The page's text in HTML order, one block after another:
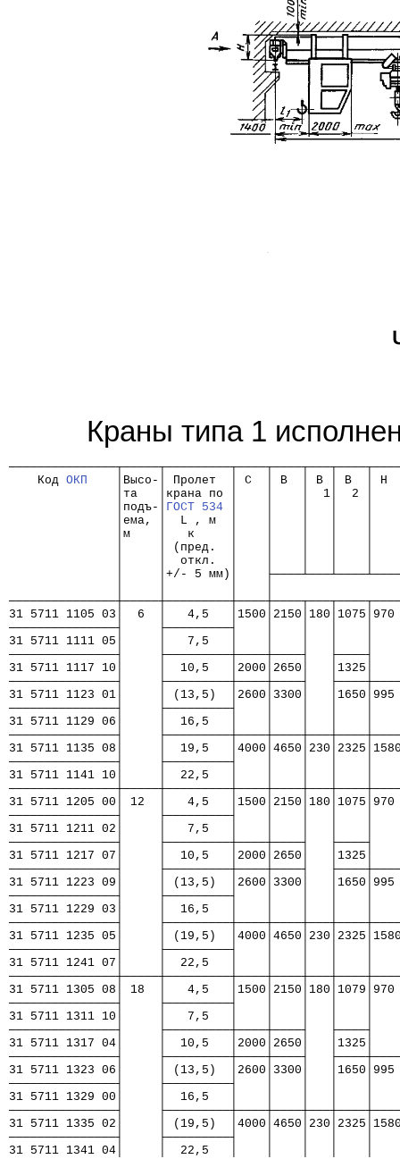
Краны типа 1
    Код
ОКП
│Высо-│ Пролет  │ C  │ B  │ B │ B  │ H
│та   │крана по │    │    │  1│  2 │
               │подъ-│
ГОСТ 534
│ема, │  L , м  │    │    │   │    │
│м    │   к     │    │    │   │    │
│     │ (пред.  │    │    │   │    │
│     │  откл.  │    │    │   │    │
│     │+/- 5 мм)│
31 5711 1105 03│  6  │   4,5
───────────────┤     ├─────────┤    │    │   │    │
31 5711 1111 05│     │   7,5   │    │    │   │    │
───────────────┤     ├─────────┼────┼────┤
31 5711 1117 10│     │  10,5   │2000│2650│
───────────────┤     ├─────────┼────┼────┤
31 5711 1123 01│     │ (13,5)  │2600│3300│
───────────────┤     ├─────────┤    │    │   │    │
31 5711 1129 06│     │  16,5   │    │    │   │    │
───────────────┤
31 5711 1135 08│     │  19,5
───────────────┤     ├─────────┤    │    │   │    │
31 5711 1141 10│     │  22,5   │    │    │   │    │
31 5711 1205 00│ 12  │   4,5
───────────────┤     ├─────────┤    │    │   │    │
31 5711 1211 02│     │   7,5   │    │    │   │    │
───────────────┤     ├─────────┼────┼────┤
31 5711 1217 07│     │  10,5   │2000│2650│
───────────────┤     ├─────────┼────┼────┤
31 5711 1223 09│     │ (13,5)  │2600│3300│
───────────────┤     ├─────────┤    │    │   │    │
31 5711 1229 03│     │  16,5   │    │    │   │    │
───────────────┤
31 5711 1235 05│     │ (19,5)
───────────────┤     ├─────────┤    │    │   │    │
31 5711 1241 07│     │  22,5   │    │    │   │    │
31 5711 1305 08│ 18  │   4,5
───────────────┤     ├─────────┤    │    │   │    │
31 5711 1311 10│     │   7,5   │    │    │   │    │
───────────────┤     ├─────────┼────┼────┤
31 5711 1317 04│     │  10,5   │2000│2650│
───────────────┤     ├─────────┼────┼────┤
31 5711 1323 06│     │ (13,5)  │2600│3300│
───────────────┤     ├─────────┤    │    │   │    │
31 5711 1329 00│     │  16,5   │    │    │   │    │
───────────────┤
31 5711 1335 02│     │ (19,5)
───────────────┤     ├─────────┤    │    │   │    │
31 5711 1341 04│     │  22,5   │    │    │   │    │